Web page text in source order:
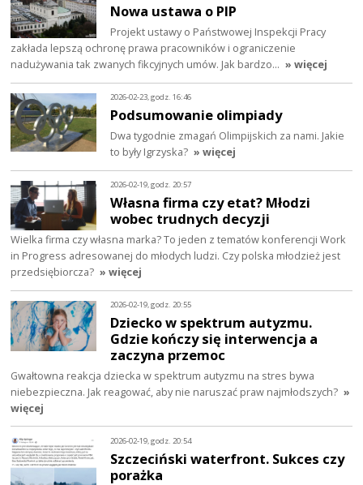
Nowa ustawa o PIP
Projekt ustawy o Państwowej Inspekcji Pracy
zakłada lepszą ochronę prawa pracowników i ograniczenie
nadużywania tak zwanych fikcyjnych umów. Jak bardzo… » więcej
2026-02-23, godz. 16:46
Podsumowanie olimpiady
Dwa tygodnie zmagań Olimpijskich za nami. Jakie
to były Igrzyska? » więcej
2026-02-19, godz. 20:57
Własna firma czy etat? Młodzi
wobec trudnych decyzji
Wielka firma czy własna marka? To jeden z tematów konferencji Work
in Progress adresowanej do młodych ludzi. Czy polska młodzież jest
przedsiębiorcza? » więcej
2026-02-19, godz. 20:55
Dziecko w spektrum autyzmu.
Gdzie kończy się interwencja a
zaczyna przemoc
Gwałtowna reakcja dziecka w spektrum autyzmu na stres bywa
niebezpieczna. Jak reagować, aby nie naruszać praw najmłodszych? »
więcej
2026-02-19, godz. 20:54
Szczeciński waterfront. Sukces czy
porażka